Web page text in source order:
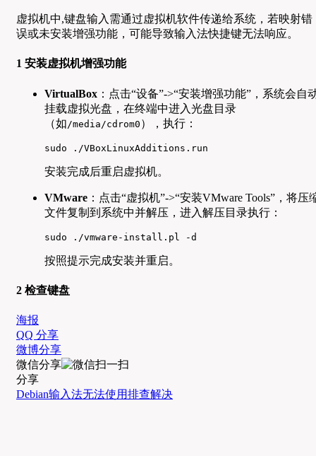
虚拟机中,键盘输入需通过虚拟机软件传递给系统，若映射错
误或未安装增强功能，可能导致输入法快捷键无法响应。
1 安装虚拟机增强功能
VirtualBox ：点击“设备”->“安装增强功能”，系统会自
挂载虚拟光盘，在终端中进入光盘目录
（如 /media/cdrom0 ），执行：
sudo ./VBoxLinuxAdditions.run
安装完成后重启虚拟机。
VMware ：点击“虚拟机”->“安装VMware Tools”，将压
文件复制到系统中并解压，进入解压目录执行：
sudo ./vmware-install.pl -d
按照提示完成安装并重启。
2 检查键盘
海报
QQ 分享
微博分享
微信分享
分享
Debian输入法无法使用排查解决